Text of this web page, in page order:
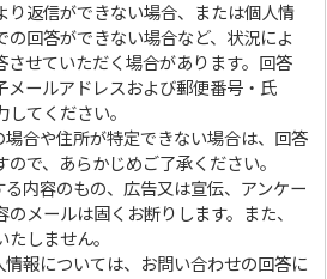
り返信ができない場合、または個人情
の回答ができない場合など、状況によ
させていただく場合があります。回答
メールアドレスおよび郵便番号・氏
てください。
合や住所が特定できない場合は、回答
で、あらかじめご了承ください。
内容のもの、広告又は宣伝、アンケー
のメールは固くお断りします。また、
しません。
報については、お問い合わせの回答に